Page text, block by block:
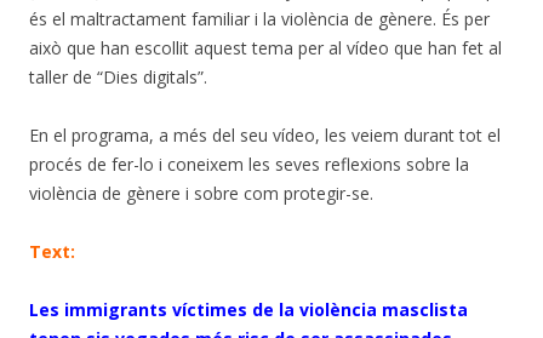
és el maltractament familiar i la violència de gènere. És per
això que han escollit aquest tema per al vídeo que han fet al
taller de “Dies digitals”.
En el programa, a més del seu vídeo, les veiem durant tot el
procés de fer-lo i coneixem les seves reflexions sobre la
violència de gènere i sobre com protegir-se.
Text:
Les immigrants víctimes de la violència masclista